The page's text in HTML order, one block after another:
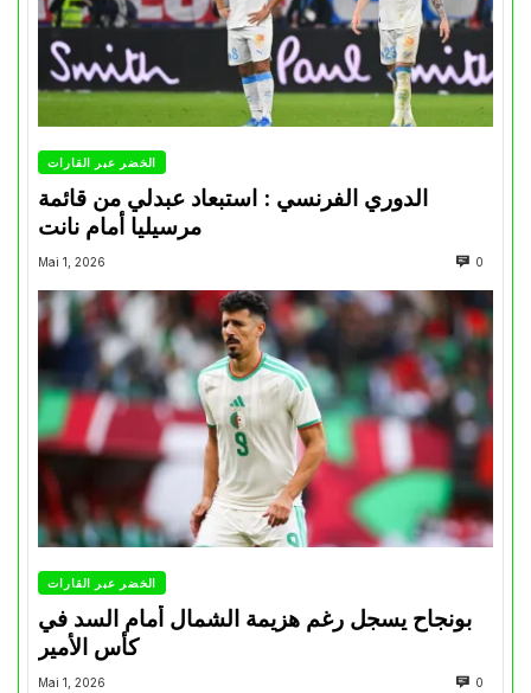
الخضر عبر القارات
الدوري الفرنسي : استبعاد عبدلي من قائمة
مرسيليا أمام نانت
Mai 1, 2026 0
الخضر عبر القارات
بونجاح يسجل رغم هزيمة الشمال أمام السد في
كأس الأمير
Mai 1, 2026 0